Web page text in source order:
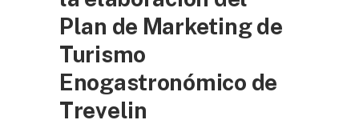
Plan de Marketing de
Turismo
Enogastronómico de
Trevelin